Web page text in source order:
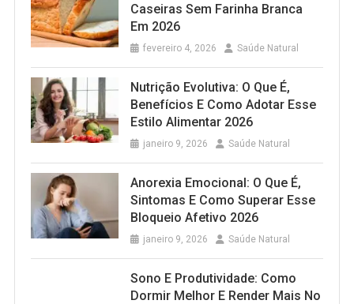
Caseiras Sem Farinha Branca
Em 2026
fevereiro 4, 2026 Saúde Natural
Nutrição Evolutiva: O Que É,
Benefícios E Como Adotar Esse
Estilo Alimentar 2026
janeiro 9, 2026 Saúde Natural
Anorexia Emocional: O Que É,
Sintomas E Como Superar Esse
Bloqueio Afetivo 2026
janeiro 9, 2026 Saúde Natural
Sono E Produtividade: Como
Dormir Melhor E Render Mais No